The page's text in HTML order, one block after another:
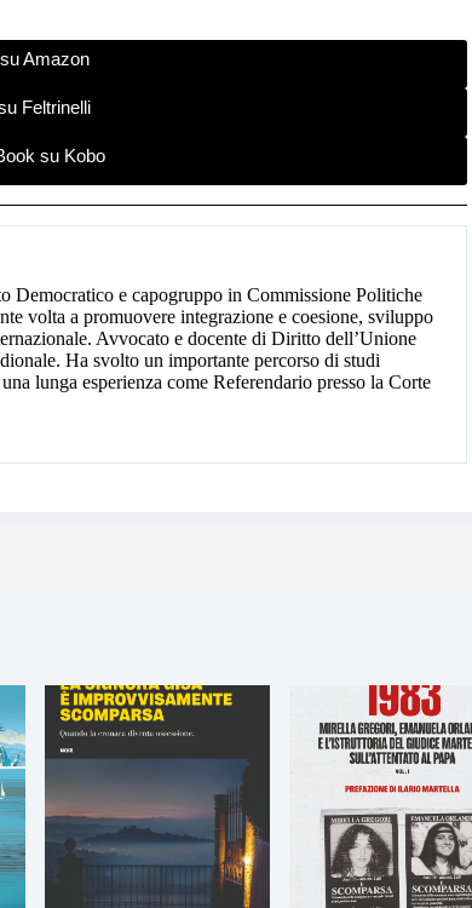
Amazon
Feltrinelli
su Kobo
Democratico e capogruppo in Commissione Politiche
volta a promuovere integrazione e coesione, sviluppo
Avvocato e docente di Diritto dell’Unione
Ha svolto un importante percorso di studi
lunga esperienza come Referendario presso la Corte